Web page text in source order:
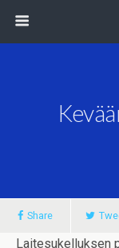
Share
Laitesukelluksen